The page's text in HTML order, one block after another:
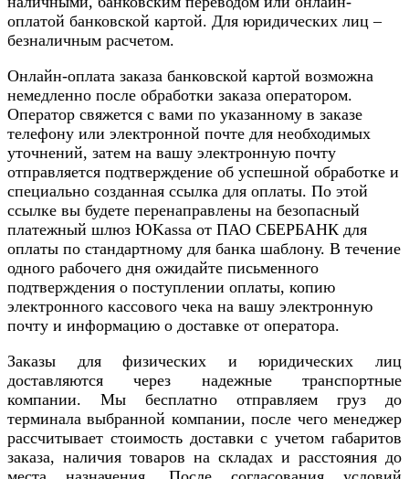
оплатой банковской картой. Для юридических лиц –
безналичным расчетом.
Онлайн-оплата заказа банковской картой возможна
немедленно после обработки заказа оператором.
Оператор свяжется с вами по указанному в заказе
телефону или электронной почте для необходимых
уточнений, затем на вашу электронную почту
отправляется подтверждение об успешной обработке и
специально созданная ссылка для оплаты. По этой
ссылке вы будете перенаправлены на безопасный
платежный шлюз ЮKassa от ПАО СБЕРБАНК для
оплаты по стандартному для банка шаблону. В течение
одного рабочего дня ожидайте письменного
подтверждения о поступлении оплаты, копию
электронного кассового чека на вашу электронную
почту и информацию о доставке от оператора.
Заказы для физических и юридических лиц
доставляются через надежные транспортные
компании. Мы бесплатно отправляем груз до
терминала выбранной компании, после чего менеджер
рассчитывает стоимость доставки с учетом габаритов
заказа, наличия товаров на складах и расстояния до